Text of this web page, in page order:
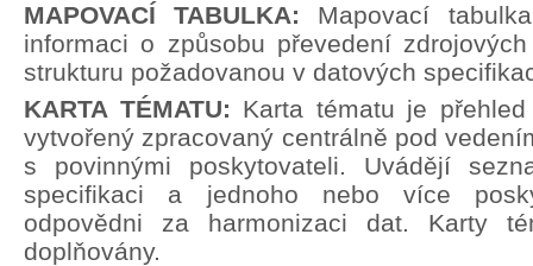
MAPOVACÍ TABULKA: Mapovací
informaci o způsobu převedení
strukturu požadovanou v datových
KARTA TÉMATU: Karta tématu je
vytvořený zpracovaný centrálně pod
s povinnými poskytovateli. Uvádějí
specifikaci a jednoho nebo více
odpovědni za harmonizaci dat. Karty
doplňovány.